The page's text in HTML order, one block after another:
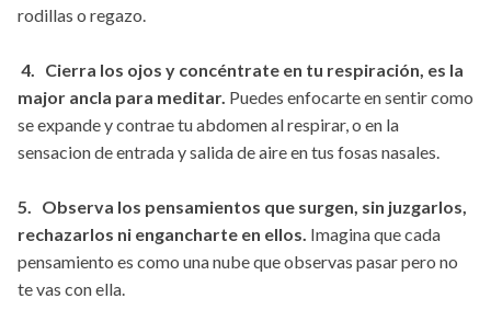
rodillas o regazo.
4. Cierra los ojos y concéntrate en tu respiración, es la
major ancla para meditar. Puedes enfocarte en sentir como
se expande y contrae tu abdomen al respirar, o en la
sensacion de entrada y salida de aire en tus fosas nasales.
5. Observa los pensamientos que surgen, sin juzgarlos,
rechazarlos ni engancharte en ellos. Imagina que cada
pensamiento es como una nube que observas pasar pero no
te vas con ella.